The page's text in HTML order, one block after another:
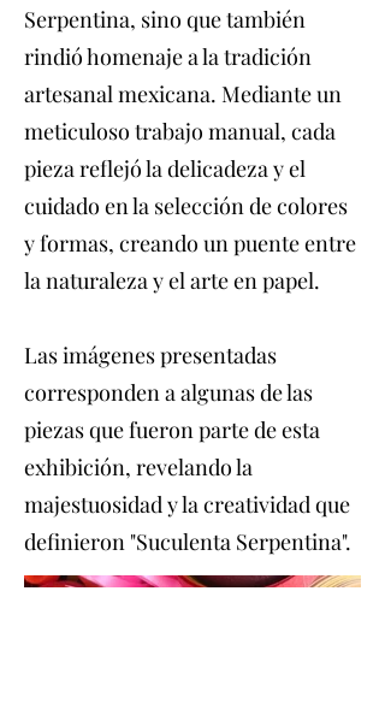
Serpentina, sino que también
rindió homenaje a la tradición
artesanal mexicana. Mediante un
meticuloso trabajo manual, cada
pieza reflejó la delicadeza y el
cuidado en la selección de colores
y formas, creando un puente entre
la naturaleza y el arte en papel.
Las imágenes presentadas
corresponden a algunas de las
piezas que fueron parte de esta
exhibición, revelando la
majestuosidad y la creatividad que
definieron "Suculenta Serpentina".